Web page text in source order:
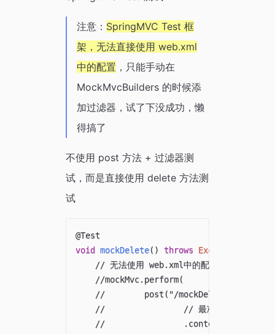
注意： SpringMVC Test 框
架，无法直接使用 web.xml
中的配置 ，只能手动在
MockMvcBuilders 的时候添
加过滤器，试了下没成功，懒
得搞了
不使用 post 方法 + 过滤器测
试，而是直接使用 delete 方法测
试
@Test
void
mockDelete( ) throws Exception
// 无法使用 web.xml中的配置，只能手动在
//mockMvc.perform(
//        post("/mockDelete")
//                // 最准确的测试肯定是指
//